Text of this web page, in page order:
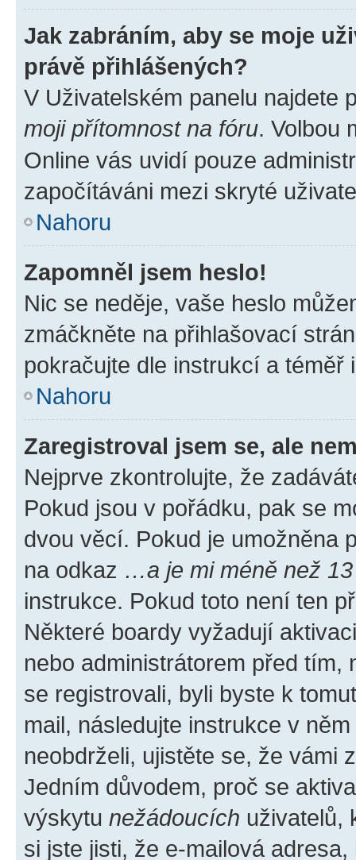
Jak zabráním, aby se moje
právě přihlášených?
V Uživatelském panelu najdete
moji přítomnost na fóru. Volbou
Online vás uvidí pouze
započítáváni mezi skryté
Nahoru
Zapomněl jsem heslo!
Nic se neděje, vaše heslo
zmáčkněte na přihlašovací
pokračujte dle instrukcí a téměř
Nahoru
Zaregistroval jsem se, ale
Nejprve zkontrolujte, že
Pokud jsou v pořádku, pak se
dvou věcí. Pokud je umožněna
na odkaz …a je mi méně než
instrukce. Pokud toto není ten
Některé boardy vyžadují
nebo administrátorem před tím,
se registrovali, byli byste k
mail, následujte instrukce v
neobdrželi, ujistěte se, že vámi
Jedním důvodem, proč se
výskytu nežádoucích uživatelů,
si jste jisti, že e-mailová